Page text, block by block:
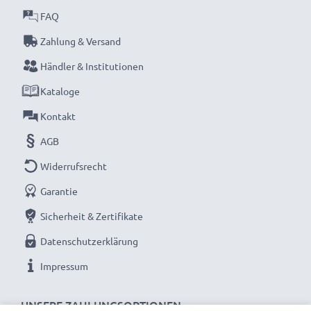
UNSERE ZAHLUNGSOPTIONEN
FAQ
Zahlung & Versand
Händler & Institutionen
Kataloge
Kontakt
AGB
Widerrufsrecht
Garantie
Sicherheit & Zertifikate
Datenschutzerklärung
Impressum